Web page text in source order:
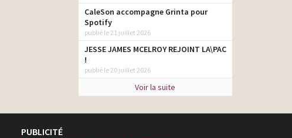
CaleSon accompagne Grinta pour
Spotify
publié le 21 juillet 2026
JESSE JAMES MCELROY REJOINT LA\PAC
!
publié le 20 juillet 2026
Voir la suite
PUBLICITÉ